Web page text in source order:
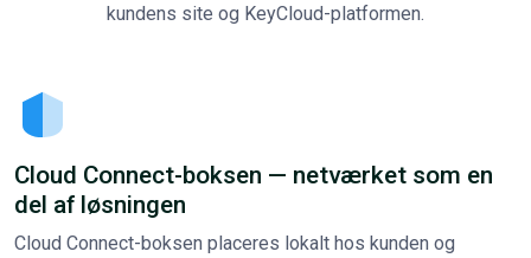
kundens site og KeyCloud-platformen.
Cloud Connect-boksen — netværket som en
del af løsningen
Cloud Connect-boksen placeres lokalt hos kunden og